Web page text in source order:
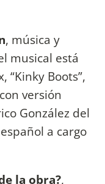
, música y
musical está
“Kinky Boots”,
versión
González del
a cargo
la obra?,